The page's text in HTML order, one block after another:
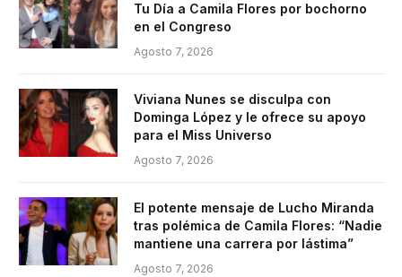
Tu Día a Camila Flores por bochorno
en el Congreso
Agosto 7, 2026
Viviana Nunes se disculpa con
Dominga López y le ofrece su apoyo
para el Miss Universo
Agosto 7, 2026
El potente mensaje de Lucho Miranda
tras polémica de Camila Flores: “Nadie
mantiene una carrera por lástima”
Agosto 7, 2026